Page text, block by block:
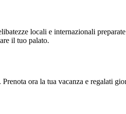
locali e internazionali
il tuo palato.
ora la tua vacanza e regalati